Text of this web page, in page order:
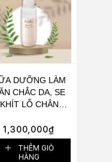
DƯỠNG LÀM
CHẮC DA, SE
KHÍT LỖ CHÂN
SEM WRINKLE
CONFORT
MILK 100ML
1,300,000₫
THÊM GIỎ
HÀNG